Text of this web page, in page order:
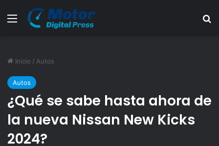
Menú
Inicio / Autos
Autos
¿Qué se sabe hasta ahora de
la nueva Nissan New Kicks
2024?